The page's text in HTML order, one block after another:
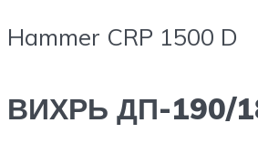
Hammer CRP 1500 D
ВИХРЬ ДП-190/